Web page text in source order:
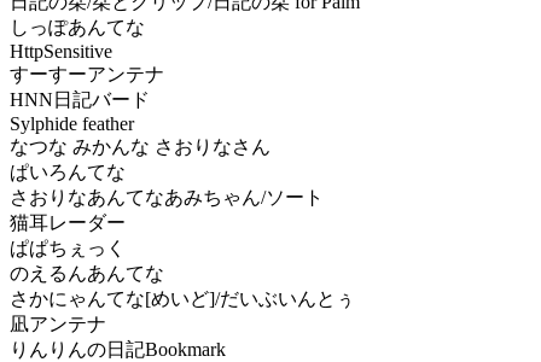
しっぽあんてな
HttpSensitive
すーすーアンテナ
HNN日記バード
Sylphide feather
なつな みかんな さおりなさん
ぱいろんてな
さおりなあんてなあみちゃん/ソート
猫耳レーダー
ぱぱちぇっく
のえるんあんてな
さかにゃんてな[めいど]/だいぶいんとぅ
凪アンテナ
りんりんの日記Bookmark